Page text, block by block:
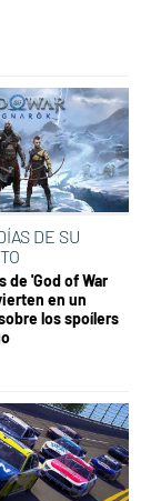
DE SU
de 'God of War
en un
los spoílers